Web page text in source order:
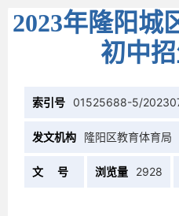
2023年隆阳城
初中
索引号 01525688-5/
发文机构 隆阳区教育体育局
文 号 浏览量 2928